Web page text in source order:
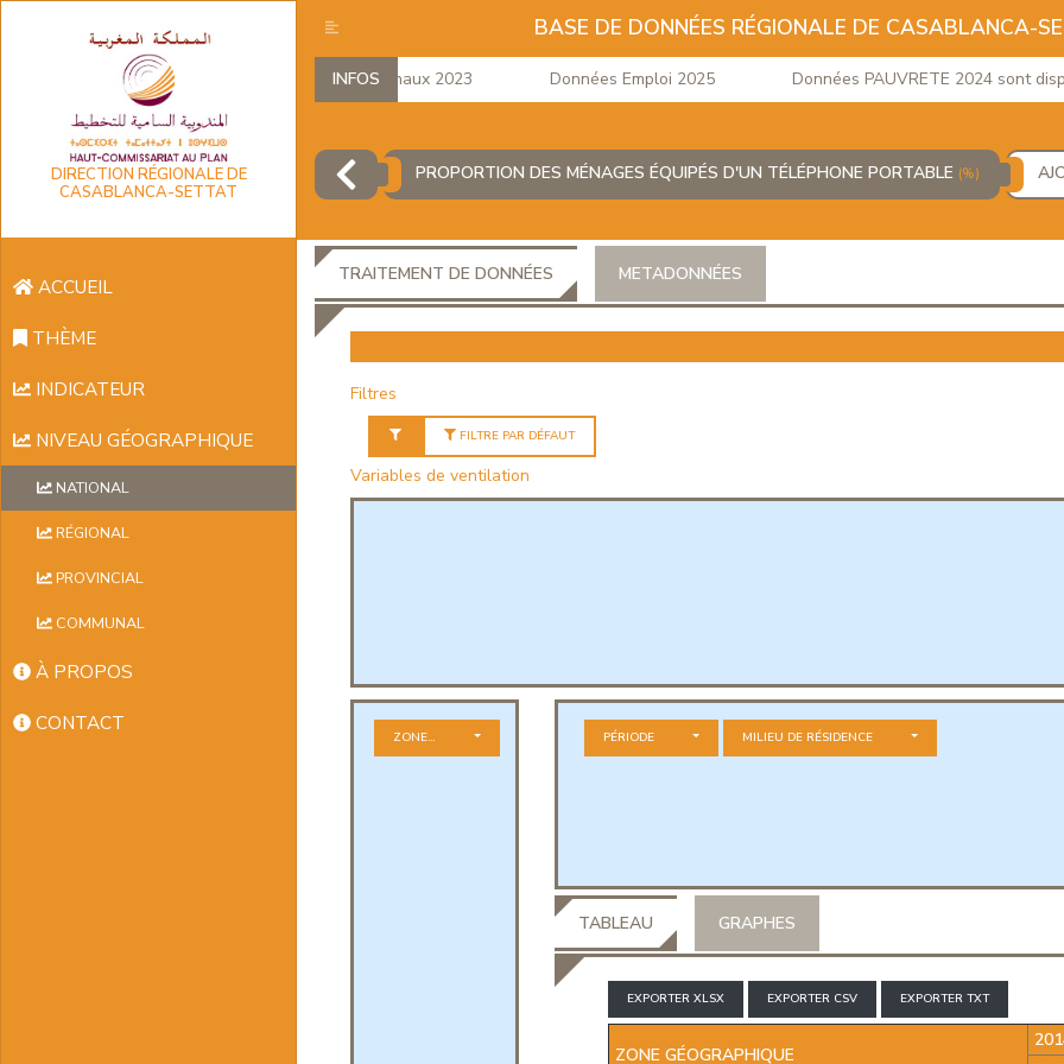
DIRECTION RÉGIONALE DE
CASABLANCA-SETTAT
ACCUEIL
THÈME
INDICATEUR
NIVEAU GÉOGRAPHIQUE
NATIONAL
RÉGIONAL
PROVINCIAL
COMMUNAL
À PROPOS
CONTACT
BASE DE DONNÉES RÉGIONALE DE CASABLANCA-
INFOS
Comptes régionaux 2023 Données Emploi 2025 Données PAUVRETE 2024 sont
PROPORTION DES MÉNAGES ÉQUIPÉS D'UN TÉLÉPHONE PORTABLE (%)
TRAITEMENT DE DONNÉES METADONNÉES
Filtres
FILTRE PAR DÉFAUT
Variables de ventilation
ZONE GÉOGRAPHIQUE PÉRIODE MILIEU DE RÉSIDENCE
TABLEAU GRAPHES
EXPORTER XLSX EXPORTER CSV EXPORTER TXT
ZONE GÉOGRAPHIQUE